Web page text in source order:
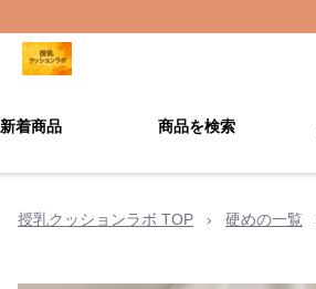
新着商品 商品を検索
授乳クッションラボ TOP › 硬めの一覧